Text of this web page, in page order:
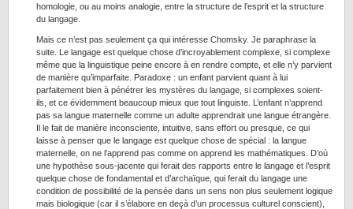
homologie, ou au moins analogie, entre la structure de l’esprit et la structure
du langage.
Mais ce n’est pas seulement ça qui intéresse Chomsky. Je paraphrase la
suite. Le langage est quelque chose d’incroyablement complexe, si complexe
même que la linguistique peine encore à en rendre compte, et elle n’y parvient
de manière qu’imparfaite. Paradoxe : un enfant parvient quant à lui
parfaitement bien à pénétrer les mystères du langage, si complexes soient-
ils, et ce évidemment beaucoup mieux que tout linguiste. L’enfant n’apprend
pas sa langue maternelle comme un adulte apprendrait une langue étrangère.
Il le fait de manière inconsciente, intuitive, sans effort ou presque, ce qui
laisse à penser que le langage est quelque chose de spécial : la langue
maternelle, on ne l’apprend pas comme on apprend les mathématiques. D’où
une hypothèse sous-jacente qui ferait des rapports entre le langage et l’esprit
quelque chose de fondamental et d’archaïque, qui ferait du langage une
condition de possibilité de la pensée dans un sens non plus seulement logique
mais biologique (car il s’élabore en deçà d’un processus culturel conscient),